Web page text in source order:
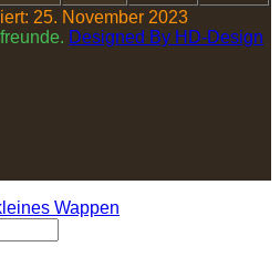
25. November 2023
Designed By HD-Design